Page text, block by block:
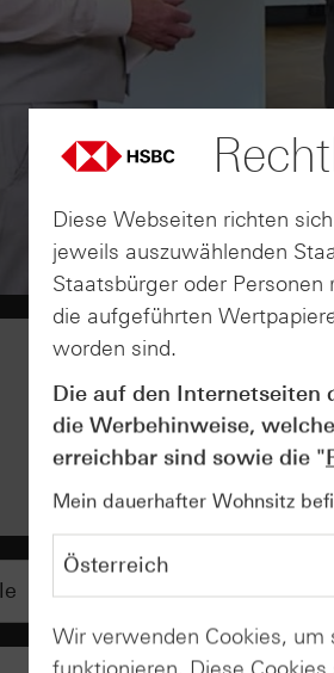
Diese Webseiten richten
jeweils auszuwählenden
Staatsbürger oder
die aufgeführten
worden sind.
Die auf den Internetseiten
die Werbehinweise,
erreichbar sind sowie die "
Mein dauerhafter Wohnsitz
Wir verwenden Cookies,